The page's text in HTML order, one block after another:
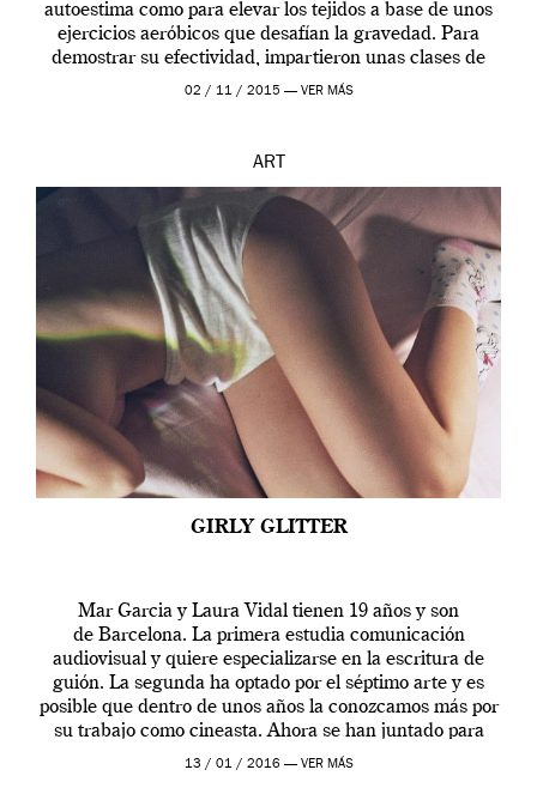
autoestima como para elevar los tejidos a base de unos
ejercicios aeróbicos que desafían la gravedad. Para
demostrar su efectividad, impartieron unas clases de
prueba en el Tate […]
02 / 11 / 2015 — VER MÁS
ART
GIRLY GLITTER
Mar Garcia y Laura Vidal tienen 19 años y son
de Barcelona. La primera estudia comunicación
audiovisual y quiere especializarse en la escritura de
guión. La segunda ha optado por el séptimo arte y es
posible que dentro de unos años la conozcamos más por
su trabajo como cineasta. Ahora se han juntado para
contarnos una […]
13 / 01 / 2016 — VER MÁS